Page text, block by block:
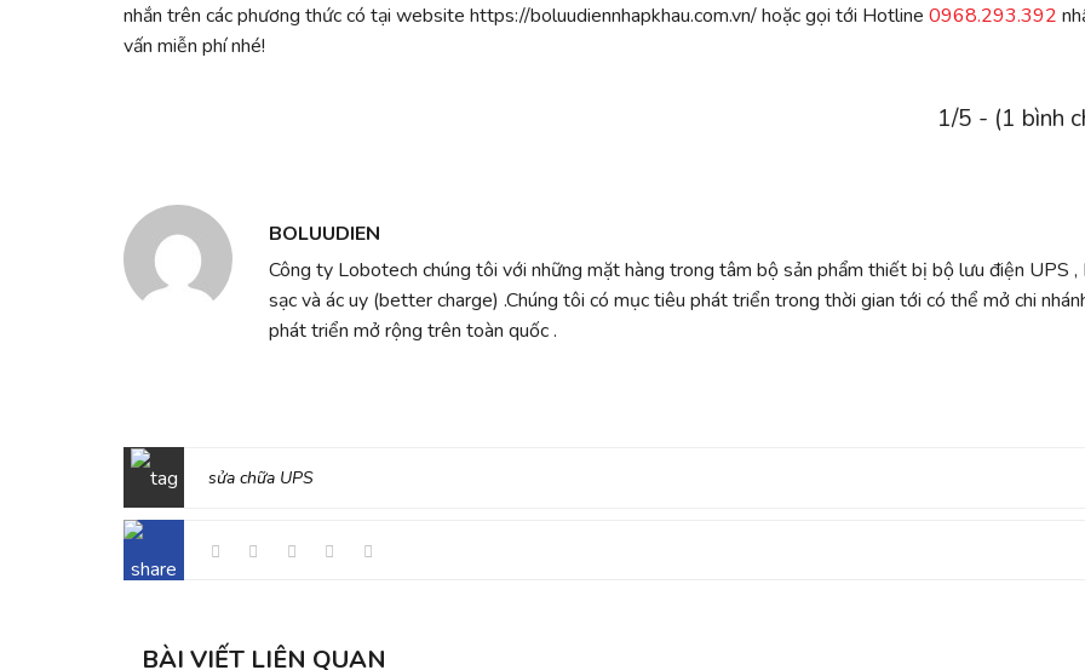
nhắn trên các phương thức có tại website https://boluudiennhapkhau.com.vn/hoặc gọi tới Hotline 0968.293.392
vấn miễn phí nhé!
1/5 - (1 bình
BOLUUDIEN
Công ty Lobotech chúng tôi với những mặt hàng trong tâm bộ sản phẩm thiết bị bộ lưu điện UPS ,
sạc và ác uy (better charge) .Chúng tôi có mục tiêu phát triển trong thời gian tới có thể mở chi
phát triển mở rộng trên toàn quốc .
sửa chữa UPS
BÀI VIẾT LIÊN QUAN